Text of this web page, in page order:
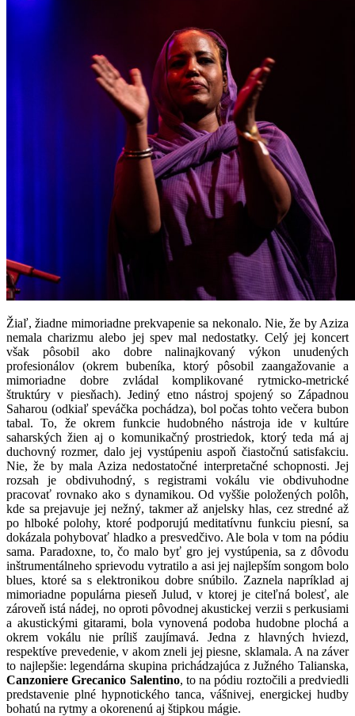
Žiaľ, žiadne mimoriadne prekvapenie sa nekonalo. Nie, že by Aziza
nemala charizmu alebo jej spev mal nedostatky. Celý jej koncert
však pôsobil ako dobre nalinajkovaný výkon unudených
profesionálov (okrem bubeníka, ktorý pôsobil zaangažovanie a
mimoriadne dobre zvládal komplikované rytmicko-metrické
štruktúry v piesňach). Jediný etno nástroj spojený so Západnou
Saharou (odkiaľ speváčka pochádza), bol počas tohto večera bubon
tabal. To, že okrem funkcie hudobného nástroja ide v kultúre
saharských žien aj o komunikačný prostriedok, ktorý teda má aj
duchovný rozmer, dalo jej vystúpeniu aspoň čiastočnú satisfakciu.
Nie, že by mala Aziza nedostatočné interpretačné schopnosti. Jej
rozsah je obdivuhodný, s registrami vokálu vie obdivuhodne
pracovať rovnako ako s dynamikou. Od vyššie položených polôh,
kde sa prejavuje jej nežný, takmer až anjelsky hlas, cez stredné až
po hlboké polohy, ktoré podporujú meditatívnu funkciu piesní, sa
dokázala pohybovať hladko a presvedčivo. Ale bola v tom na pódiu
sama. Paradoxne, to, čo malo byť gro jej vystúpenia, sa z dôvodu
inštrumentálneho sprievodu vytratilo a asi jej najlepším songom bolo
blues, ktoré sa s elektronikou dobre snúbilo. Zaznela napríklad aj
mimoriadne populárna pieseň Julud, v ktorej je citeľná bolesť, ale
zároveň istá nádej, no oproti pôvodnej akustickej verzii s perkusiami
a akustickými gitarami, bola vynovená podoba hudobne plochá a
okrem vokálu nie príliš zaujímavá. Jedna z hlavných hviezd,
respektíve prevedenie, v akom zneli jej piesne, sklamala. A na záver
to najlepšie: legendárna skupina prichádzajúca z Južného Talianska,
Canzoniere Grecanico Salentino, to na pódiu roztočili a predviedli
predstavenie plné hypnotického tanca, vášnivej, energickej hudby
bohatú na rytmy a okorenenú aj štipkou mágie.